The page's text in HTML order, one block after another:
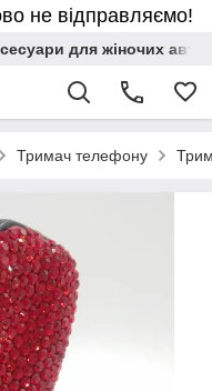
не відправляємо!
для жіночих
Тримач телефону